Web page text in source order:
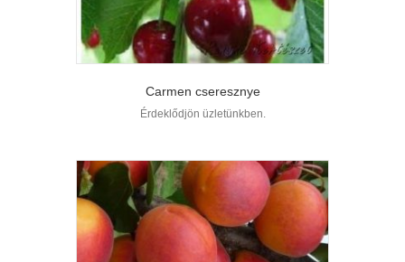
Carmen cseresznye
Érdeklődjön üzletünkben.